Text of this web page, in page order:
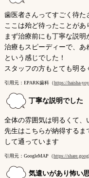
歯医者さんってすごく待
ここは殆ど待ったことがあ
まず治療前にも丁寧な説明
治療もスピーディーで、あ
という感じでした！
スタッフの方もとても明る
引用元：EPARK歯科（https://haisha-
丁寧な説明でした
全体の雰囲気は明るくて、
先生はこちらが納得する
して通っています
引用元：GoogleMAP（https://
気遣いがあり怖い